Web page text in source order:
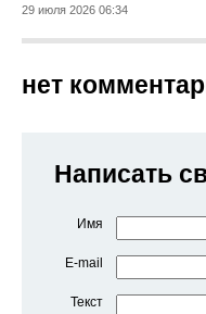
29 июля 2026 06:34
нет
Написать
Имя
E-mail
Текст